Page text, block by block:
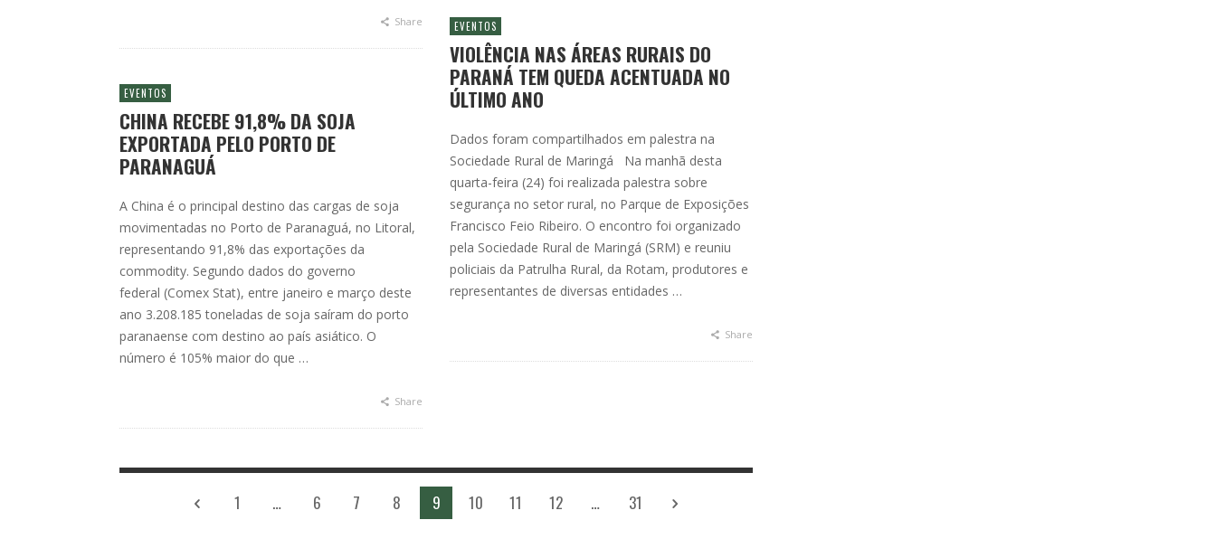
Share EVENTOS
VIOLÊNCIA NAS ÁREAS RURAIS DO
PARANÁ TEM QUEDA ACENTUADA NO
ÚLTIMO ANO
Dados foram compartilhados em palestra na
Sociedade Rural de Maringá Na manhã desta
quarta-feira (24) foi realizada palestra sobre
segurança no setor rural, no Parque de Exposições
Francisco Feio Ribeiro. O encontro foi organizado
pela Sociedade Rural de Maringá (SRM) e reuniu
policiais da Patrulha Rural, da Rotam, produtores e
representantes de diversas entidades …
Share
EVENTOS
CHINA RECEBE 91,8% DA SOJA
EXPORTADA PELO PORTO DE
PARANAGUÁ
A China é o principal destino das cargas de soja
movimentadas no Porto de Paranaguá, no Litoral,
representando 91,8% das exportações da
commodity. Segundo dados do governo
federal (Comex Stat), entre janeiro e março deste
ano 3.208.185 toneladas de soja saíram do porto
paranaense com destino ao país asiático. O
número é 105% maior do que …
Share
1 … 6 7 8 9 10 11 12 … 31